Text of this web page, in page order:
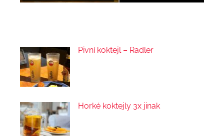
Pivní koktejl – Radler
Horké koktejly 3x jinak